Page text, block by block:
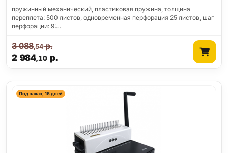
пружинный механический, пластиковая пружина, толщина
переплета: 500 листов, одновременная перфорация 25 листов, шаг
перфорации: 9:…
2 984,10 р.
3 088,54р.
Под заказ, 16 дней